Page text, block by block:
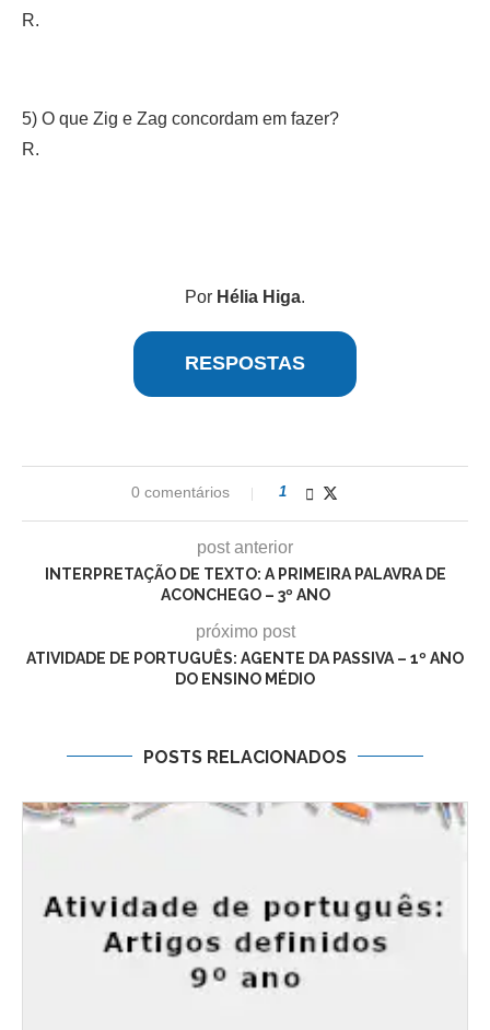
R.
5) O que Zig e Zag concordam em fazer?
R.
Por Hélia Higa.
RESPOSTAS
0 comentários 1
post anterior
INTERPRETAÇÃO DE TEXTO: A PRIMEIRA PALAVRA DE
ACONCHEGO – 3º ANO
próximo post
ATIVIDADE DE PORTUGUÊS: AGENTE DA PASSIVA – 1º ANO
DO ENSINO MÉDIO
POSTS RELACIONADOS